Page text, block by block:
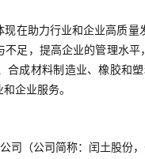
在助力行业和企业高质
足，提高企业的管理水
合成材料制造业、橡胶和
企业服务。
司（公司简称：闰土股